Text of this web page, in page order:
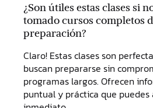
¿Son útiles estas clases si
tomado cursos completos
preparación?
Claro! Estas clases son
buscan prepararse sin
programas largos. Ofrecen
puntual y práctica que puedes